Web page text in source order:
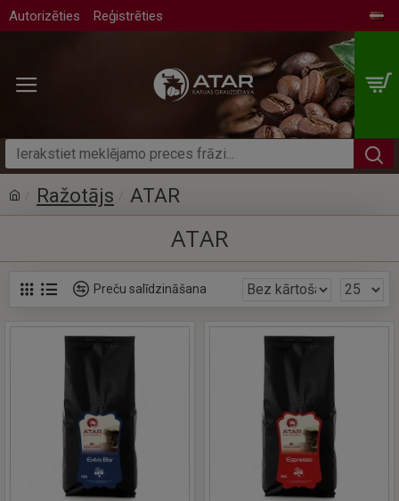
Autorizēties Reģistrēties
Ražotājs ATAR
ATAR
Preču salīdzināšana